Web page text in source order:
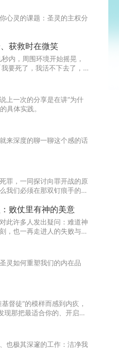
心灵的课题：圣灵的主权分
获救时在微笑
内，周围环境开始摇晃，
要死了，我活不下去了，
上一次的分享是在讲“为什
具体实践。
来深度的聊一聊这个感的话
罪，一同探讨向罪开战的原
我们必须在那双钉痕手的引
徒球迷的提醒：败仗里有神的美意
此许多人发出疑问：难道神
，也一再走进人的失败与破
灵如何重塑我们的内在品
督徒”的模样而感到内疚，
现那把最适合你的、开启与
也极其深邃的工作：洁净我